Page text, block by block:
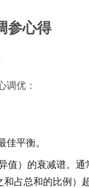
参心得
调优：
平衡。
值）的衰减谱。
和占总和的比例）